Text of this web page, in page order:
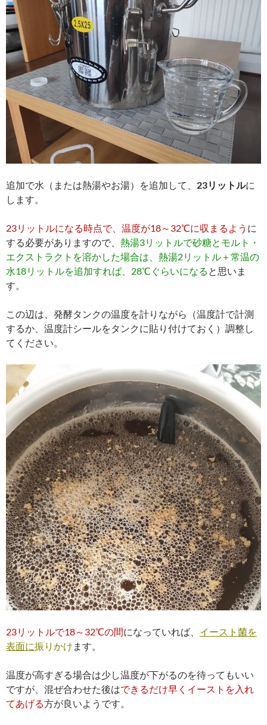
追加で水（または熱湯やお湯）を追加して、 23リットルに
します。
23リットルになる時点で、温度が18～32℃に収まるよう に
する必要がありますので、 熱湯3リットルで砂糖とモルト・
エクストラクトを溶かした場合は、熱湯2リットル＋常温の
水18リットルを追加すれば、28℃ぐらいになる と思いま
す。
この辺は、発酵タンクの温度を計りながら（温度計で計測
するか、温度計シールをタンクに貼り付けておく）調整し
てください。
23リットルで18～32℃の間になっていれば、 イースト菌を
表面に振りかけ ます。
温度が高すぎる場合は少し温度が下がるのを待ってもいい
ですが、混ぜ合わせた後はできるだけ早くイーストを入れ
てあげる方が良いようです。